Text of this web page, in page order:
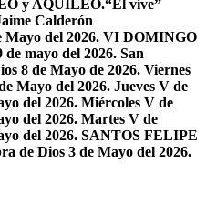
y AQUILEO.“El vive”
Calderón
Mayo del 2026. VI DOMINGO
mayo del 2026. San
8 de Mayo de 2026. Viernes
Mayo del 2026. Jueves V de
del 2026. Miércoles V de
del 2026. Martes V de
del 2026. SANTOS FELIPE
de Dios 3 de Mayo del 2026.